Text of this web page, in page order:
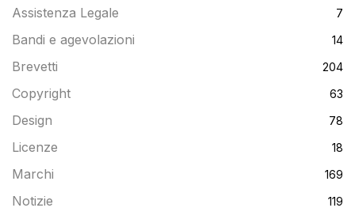
Assistenza Legale 7
Bandi e agevolazioni 14
Brevetti 204
Copyright 63
Design 78
Licenze 18
Marchi 169
Notizie 119